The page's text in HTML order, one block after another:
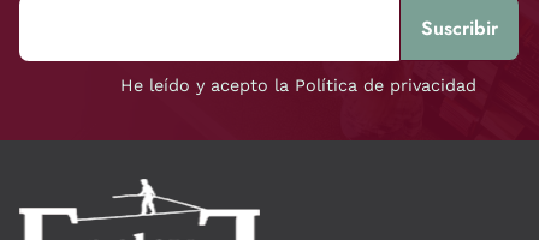
He leído y acepto la Política de privacidad